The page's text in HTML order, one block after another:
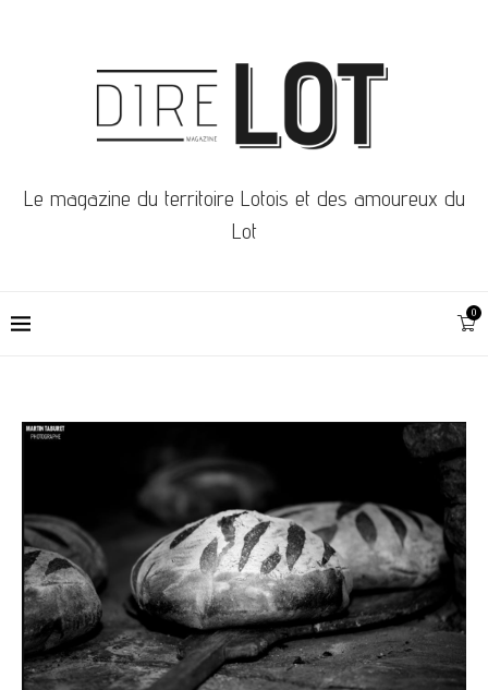
Le magazine du territoire Lotois et des amoureux du
Lot
0